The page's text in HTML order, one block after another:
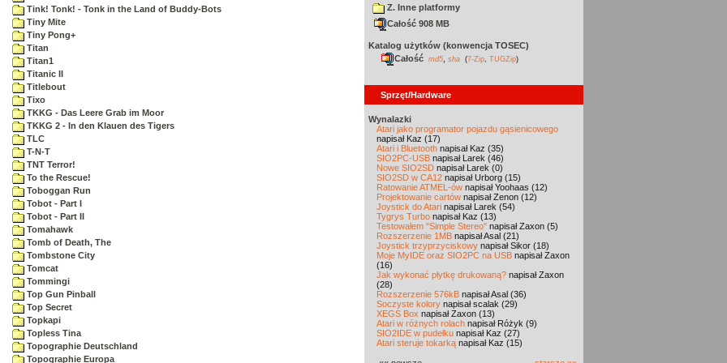
Tink! Tonk! - Tonk in the Land of Buddy-Bots
Tiny Mite
Tiny Pong+
Titan
Titan1
Titanic II
Titlebout
Tixo
TKKG - Das Leere Grab im Moor
TKKG 2 - In den Klauen des Tigers
TLC
T-N-T
TNT Terror!
To the Rescue!
Toboggan Run
Tobot - Part I
Tobot - Part II
Tomahawk
Tomb of Death, The
Tombstone City
Tomcat
Tommingi
Top Gun Pinball
Top Secret
Topkapi
Topless Tina
Topographie Deutschland
Topographie Europa
Z. Inne platformy
Całość 908 MB
Katalog użytków (konwencja TOSEC)
Całość md5 sha (7-Zip TUGZip)
Sprzęt/Hardware
Wynalazki
Atari jako programator pojazdu gąsienicowego
napisał Kaz (17)
Atari i Bluetooth napisał Kaz (35)
SIO2PC-USB napisał Larek (46)
Nowe SIO2SD napisał Larek (0)
SIO2SD w CA12 napisał Urborg (15)
Ratowanie ATMEL-ów napisał Yoohaas (12)
Projektowanie cartów napisał Zenon (12)
Joystick do Atari napisał Larek (54)
Tygrys Turbo napisał Kaz (13)
Testowałem "Simple Stereo" napisał Zaxon (5)
Rozszerzenie 1MB napisał Asal (21)
Joystick trzyprzyciskowy napisał Sikor (18)
Moje MyIDE oraz SIO2PC na USB napisał Zaxon
(16)
Jak wykonać płytkę drukowaną? napisał Zaxon
(28)
Rozszerzenie 576kB napisał Asal (36)
Soczyste kolory napisał scalak (29)
XEGS Box napisał Zaxon (13)
Atari w różnych rolach napisał Różyk (9)
SIO2IDE w pudełku napisał Kaz (27)
Atari steruje tokarką napisał Kaz (15)